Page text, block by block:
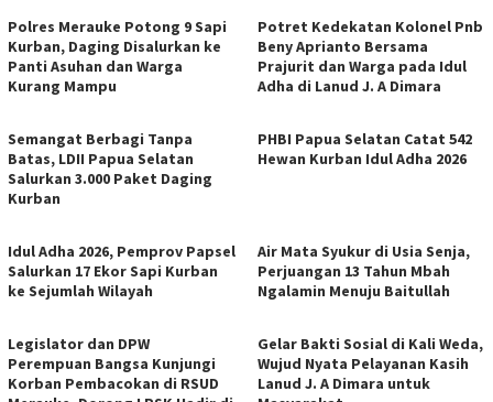
Polres Merauke Potong 9 Sapi
Kurban, Daging Disalurkan ke
Panti Asuhan dan Warga
Kurang Mampu
Potret Kedekatan Kolonel Pnb
Beny Aprianto Bersama
Prajurit dan Warga pada Idul
Adha di Lanud J. A Dimara
​Semangat Berbagi Tanpa
Batas, LDII Papua Selatan
Salurkan 3.000 Paket Daging
Kurban
PHBI Papua Selatan Catat 542
Hewan Kurban Idul Adha 2026
Idul Adha 2026, Pemprov Papsel
Salurkan 17 Ekor Sapi Kurban
ke Sejumlah Wilayah
Air Mata Syukur di Usia Senja,
Perjuangan 13 Tahun Mbah
Ngalamin Menuju Baitullah
Legislator dan DPW
Perempuan Bangsa Kunjungi
Korban Pembacokan di RSUD
Gelar Bakti Sosial di Kali Weda,
Wujud Nyata Pelayanan Kasih
Lanud J. A Dimara untuk